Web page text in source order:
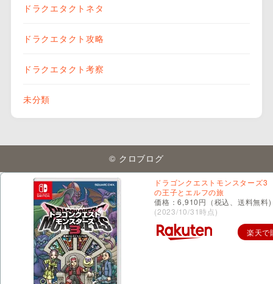
ドラクエタクトネタ
ドラクエタクト攻略
ドラクエタクト考察
未分類
© クロブログ
ドラゴンクエストモンスターズ
の王子とエルフの旅
価格：6,910円（税込、送料無料)
(2023/10/31時点)
楽天で